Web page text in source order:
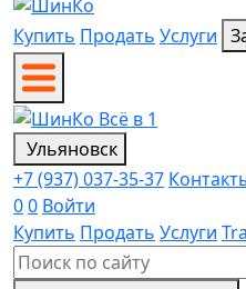
Купить Продать Услуги
Ульяновск
+7 (937) 037-35-37
00 Войти
Купить Продать Услуги